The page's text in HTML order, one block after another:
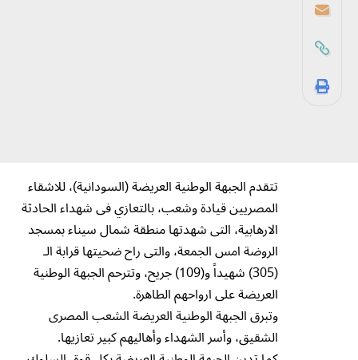
تتقدم الجبهة الوطنية العريضة (السودانية)، للاشقاء
المصريين قيادة وشعب، بالتعازي فى شهداء الحادثة
الارهابية، التى شهدتها منطقة شمال سيناء بمسجد
الروضة امس الجمعة، والتى راح ضحيتها قرابة الـ
(305) شهيداً و(109) جريح، وتترحم الجبهة الوطنية
العريضة على ارواحهم الطاهرة.
وتبرق الجبهة الوطنية العريضة الشعب المصرى
الشقيق، وأسر الشهداء وأهاليهم كبير تعازيها.